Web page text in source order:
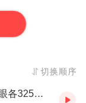
切换顺序
一起来听大美老师的分享高三的儿子，双眼各325度，375度，200多度的散光